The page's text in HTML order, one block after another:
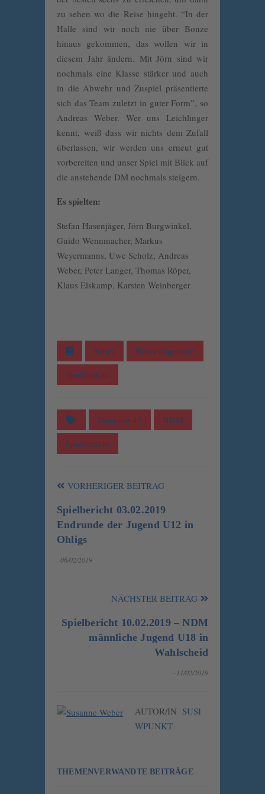
zu sehen wo die Reise hingeht. “In der
Halle sind wir noch nie über Bonze
hinaus gekommen, das wollen wir in
diesem Jahr ändern. Mit Jörn sind wir
nochmals eine Klasse stärker und auch
in die Abwehr und Zuspiel präsentierte
sich das Team zuletzt in guter Form”, so
Andreas Weber. Wer uns Leichlinger
kennt, weiß dass wir nichts dem Zufall
überlassen, wir werden uns erneut gut
vorbereiten und unser Spiel mit Blick auf
die anstehende DM nochmals steigern.
Es spielten:
Stefan Hasenjäger, Jörn Burgwinkel,
Guido Wennmacher, Markus
Weyermanns, Uwe Scholz, Andreas
Weber, Peter Langer, Thomas Röper,
Klaus Elskamp, Karsten Weinberger
News
News allgemein
Spielbericht
Maenner 45
NDM
Spielbericht
VORHERIGER BEITRAG
Spielbericht 03.02.2019
Endrunde der Jugend U12 in
Ohligs
–06/02/2019
NÄCHSTER BEITRAG
Spielbericht 10.02.2019 – NDM
männliche Jugend U18 in
Wahlscheid
–11/02/2019
AUTOR/IN SUSI
WPUNKT
THEMENVERWANDTE BEITRÄGE